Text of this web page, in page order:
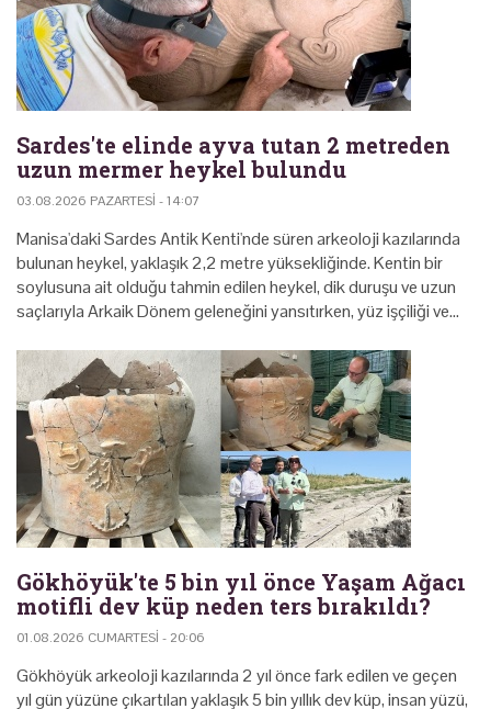
Sardes'te elinde ayva tutan 2 metreden
uzun mermer heykel bulundu
03.08.2026 PAZARTESI - 14:07
Manisa'daki Sardes Antik Kenti'nde süren arkeoloji kazılarında
bulunan heykel, yaklaşık 2,2 metre yüksekliğinde. Kentin bir
soylusuna ait olduğu tahmin edilen heykel, dik duruşu ve uzun
saçlarıyla Arkaik Dönem geleneğini yansıtırken, yüz işçiliği ve…
Gökhöyük'te 5 bin yıl önce Yaşam Ağacı
motifli dev küp neden ters bırakıldı?
01.08.2026 CUMARTESI - 20:06
Gökhöyük arkeoloji kazılarında 2 yıl önce fark edilen ve geçen
yıl gün yüzüne çıkartılan yaklaşık 5 bin yıllık dev küp, insan yüzü,